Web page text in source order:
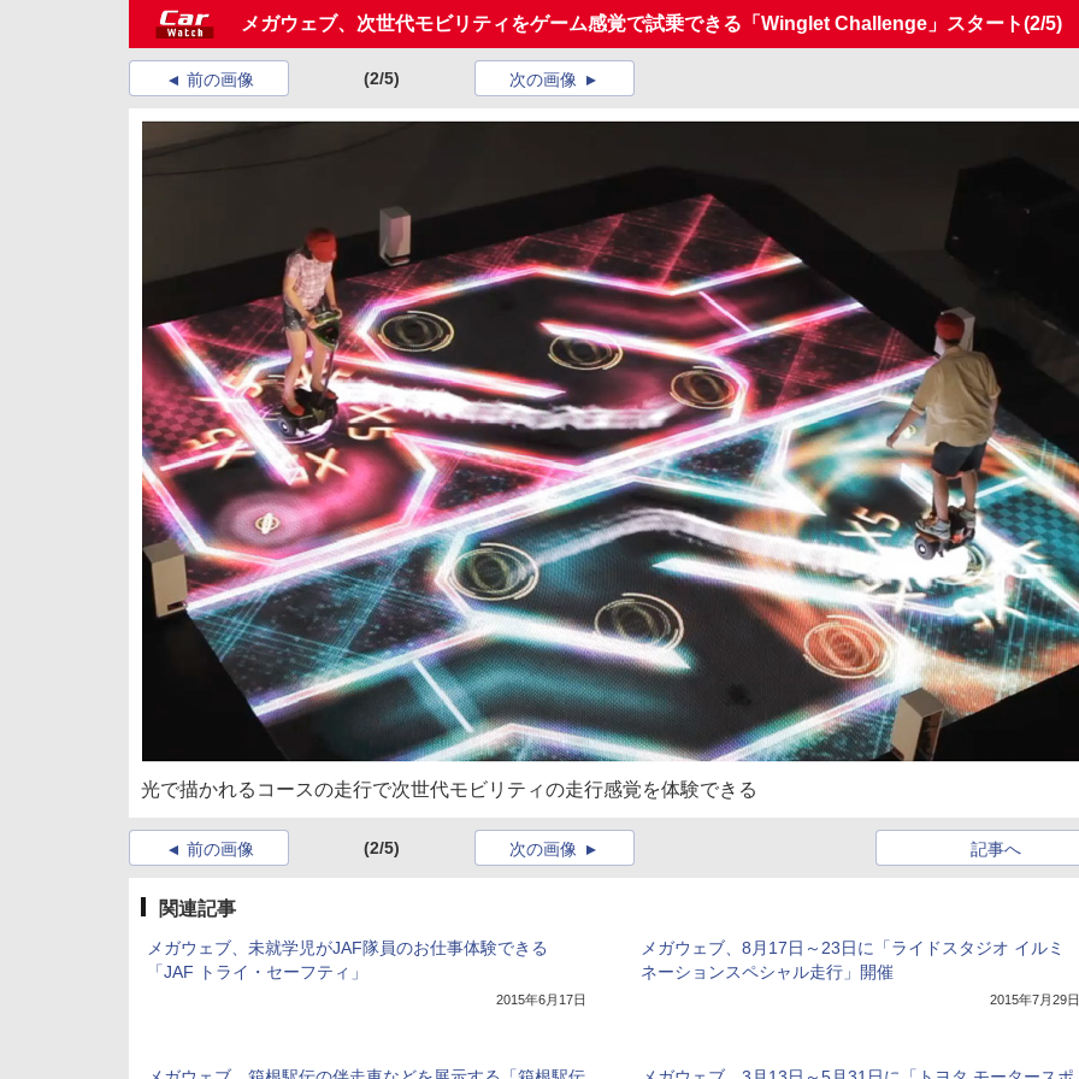
メガウェブ、次世代モビリティをゲーム感覚で試乗できる「Winglet Challenge」スタート(2/5)
前の画像 (2/5) 次の画像
光で描かれるコースの走行で次世代モビリティの走行感覚を体験できる
前の画像 (2/5) 記事へ
次の画像
関連記事
メガウェブ、未就学児がJAF隊員のお仕事体験できる
「JAF トライ・セーフティ」
2015年6月17日
メガウェブ、8月17日～23日に「ライドスタジオ イルミ
ネーションスペシャル走行」開催
2015年7月29日